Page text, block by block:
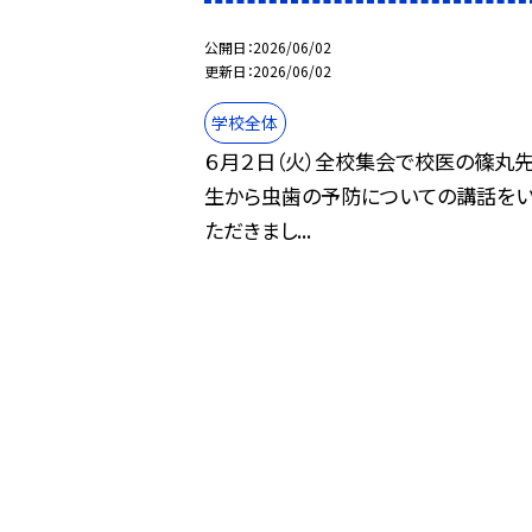
公開日 2026/06/02
更新日 2026/06/02
学校全体
６月２日（火）全校集会で校医の篠丸
生から虫歯の予防についての講話を
ただきまし...